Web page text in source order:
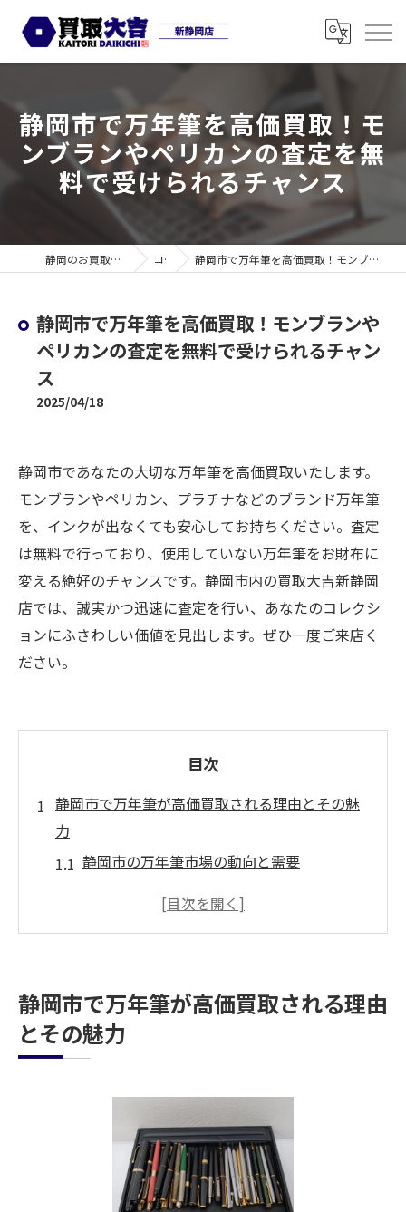
静岡市で万年筆を高価買取！モ
ンブランやペリカンの査定を無
料で受けられるチャンス
静岡のお買取なら買取大吉 新静岡店 コラム 静岡市で万年筆を高価買取！モンブランやペリカンの査定を無料で受けられるチャンス
静岡市で万年筆を高価買取！モンブランや
ペリカンの査定を無料で受けられるチャン
ス
2025/04/18
静岡市であなたの大切な万年筆を高価買取いたします。
モンブランやペリカン、プラチナなどのブランド万年筆
を、インクが出なくても安心してお持ちください。査定
は無料で行っており、使用していない万年筆をお財布に
変える絶好のチャンスです。静岡市内の買取大吉新静岡
店では、誠実かつ迅速に査定を行い、あなたのコレクシ
ョンにふさわしい価値を見出します。ぜひ一度ご来店く
ださい。
目次
静岡市で万年筆が高価買取される理由とその魅
力
静岡市の万年筆市場の動向と需要
高級万年筆がもたらす価値とは
静岡市での万年筆文化とその広がり
静岡市で買取される万年筆の条件
ポイント
査定前に確認したい万年筆の状態
ブランドとモデルが価格に与える影響
静岡市での査定基準とは
静岡市で万年筆が高価買取される理由
とその魅力